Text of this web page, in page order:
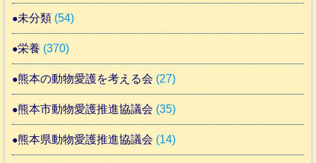
未分類 (54)
栄養 (370)
熊本の動物愛護を考える会 (27)
熊本市動物愛護推進協議会 (35)
熊本県動物愛護推進協議会 (14)